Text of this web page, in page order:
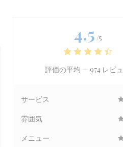
4.5 /5
評価の平均 — 974 レビ
サービス
雰囲気
メニュー